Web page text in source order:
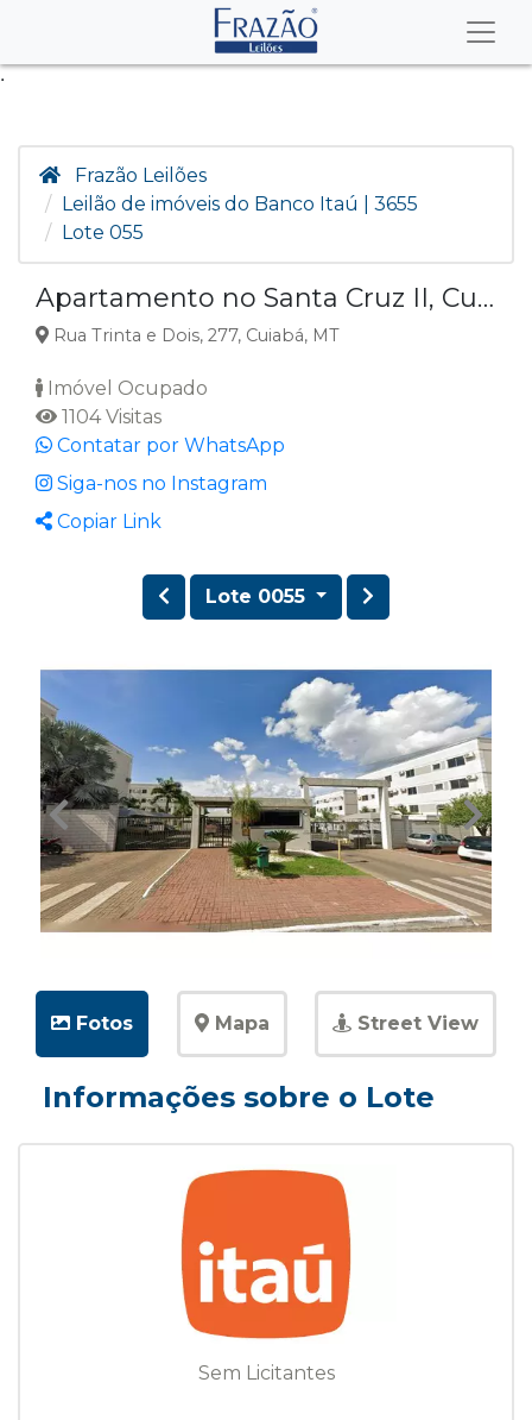
.
Frazão Leilões
Leilão de imóveis do Banco Itaú | 3655
Lote 055
Apartamento no Santa Cruz II, Cuiabá MT
Rua Trinta e Dois, 277, Cuiabá, MT
Imóvel Ocupado
1104 Visitas
Contatar por WhatsApp
Siga-nos no Instagram
Copiar Link
Lote 0055
Fotos Mapa Street View
Informações sobre o Lote
Sem Licitantes